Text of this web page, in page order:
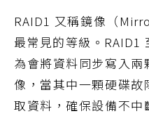
RAID1 又稱鏡像（
最常見的等級。RAID1
為會將資料同步寫入
像，當其中一顆硬碟
取資料，確保設備不